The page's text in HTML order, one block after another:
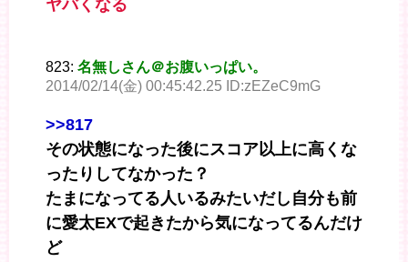
ヤバくなる
823: 名無しさん＠お腹いっぱい。
2014/02/14(金) 00:45:42.25 ID:zEZeC9mG
>>817
その状態になった後にスコア以上に高くな
ったりしてなかった？
たまになってる人いるみたいだし自分も前
に愛太EXで起きたから気になってるんだけ
ど